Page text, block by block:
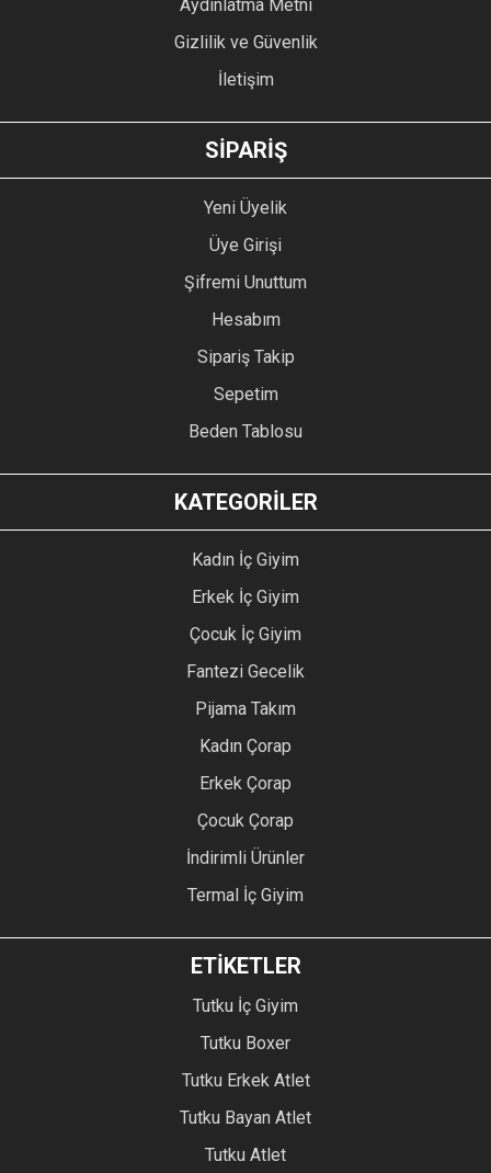
GÖNDER
Aydınlatma Metni
Gizlilik ve Güvenlik
İletişim
SİPARİŞ
Yeni Üyelik
Üye Girişi
Şifremi Unuttum
Hesabım
Sipariş Takip
Sepetim
Beden Tablosu
KATEGORİLER
Kadın İç Giyim
Erkek İç Giyim
Çocuk İç Giyim
Fantezi Gecelik
Pijama Takım
Kadın Çorap
Erkek Çorap
Çocuk Çorap
İndirimli Ürünler
Termal İç Giyim
ETİKETLER
Tutku İç Giyim
Tutku Boxer
Tutku Erkek Atlet
Tutku Bayan Atlet
Tutku Atlet